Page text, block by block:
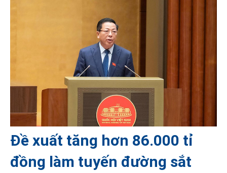
Đề xuất tăng hơn 86.000 tỉ
đồng làm tuyến đường sắt